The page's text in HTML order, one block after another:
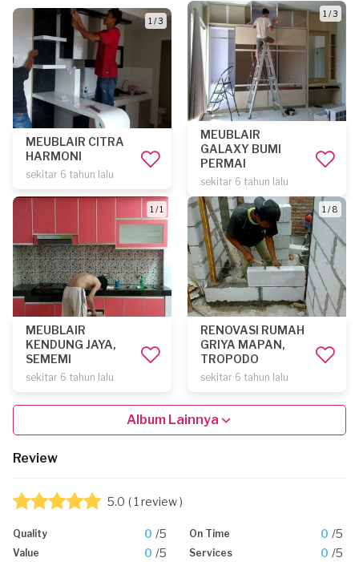
1 / 3
MEUBLAIR CITRA
HARMONI
sekitar 6 tahun lalu
1 / 3
MEUBLAIR
GALAXY BUMI
PERMAI
sekitar 6 tahun lalu
1 / 1
MEUBLAIR
KENDUNG JAYA,
SEMEMI
sekitar 6 tahun lalu
1 / 8
RENOVASI RUMAH
GRIYA MAPAN,
TROPODO
sekitar 6 tahun lalu
Album Lainnya
Review
5.0 ( 1 review )
Quality 0 /5 On Time 0 /5
Value 0 /5 Services 0 /5